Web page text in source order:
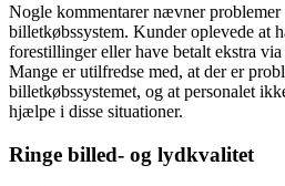
Nogle kommentarer nævner problemer
billetkøbssystem. Kunder oplevede at
forestillinger eller have betalt ekstra
Mange er utilfredse med, at der er
billetkøbssystemet, og at personalet
hjælpe i disse situationer.
Ringe billed- og lydkvalitet